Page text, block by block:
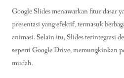
Google Slides menawarkan fitur dasar
presentasi yang efektif, termasuk
animasi. Selain itu, Slides terintegrasi
seperti Google Drive, memungkinkan
mudah.